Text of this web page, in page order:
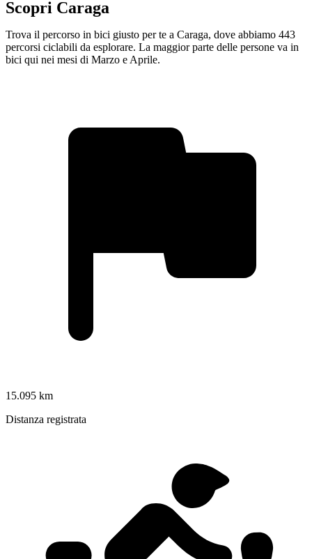
Scopri Caraga
Trova il percorso in bici giusto per te a Caraga, dove abbiamo 443
percorsi ciclabili da esplorare. La maggior parte delle persone va in
bici qui nei mesi di Marzo e Aprile.
15.095 km
Distanza registrata